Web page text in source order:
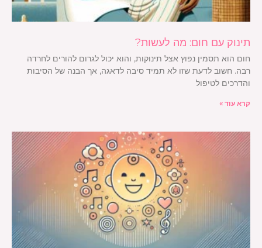
תינוק עם חום: מה לעשות?
חום הוא תסמין נפוץ אצל תינוקות, והוא יכול לגרום להורים לחרדה
רבה. חשוב לדעת שזו לא תמיד סיבה לדאגה, אך הבנה של הסיבות
והדרכים לטיפול
קרא עוד »